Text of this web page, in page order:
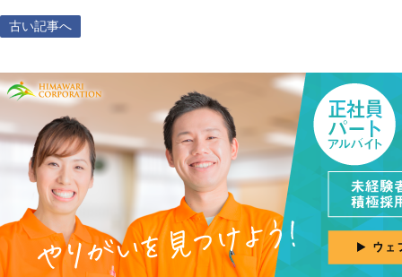
古い記事へ